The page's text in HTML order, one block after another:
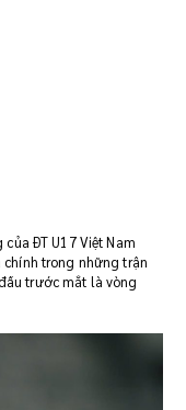
ĐT U17 Việt Nam
chính trong những trận
trước mắt là vòng